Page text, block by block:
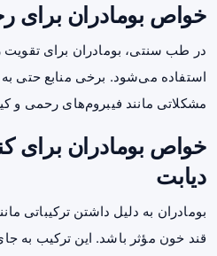
خواص بومادران برای
در طب سنتی، بومادران برای تقویت
استفاده می‌شود. برخی منابع حتی
مشکلاتی مانند فیبروم‌های رحمی و
خواص بومادران برای
دیابت
بومادران به دلیل داشتن ترکیباتی
قند خون مؤثر باشد. این ترکیب به